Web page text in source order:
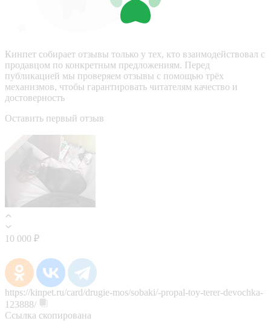
Кинпет собирает отзывы только у тех, кто взаимодействовал с
продавцом по конкретным предложениям. Перед
публикацией мы проверяем отзывы с помощью трёх
механизмов, чтобы гарантировать читателям качество и
достоверность
Оставить первый отзыв
10 000 ₽
https://kinpet.ru/card/drugie-mos/sobaki/-propal-toy-terer-devochka-
123888/
Ссылка скопирована